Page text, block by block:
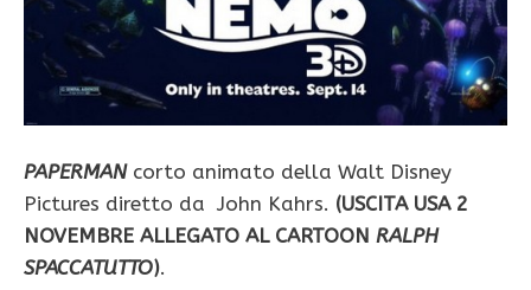
PAPERMANcorto animato della Walt Disney
Pictures diretto da John Kahrs. (USCITA USA 2
NOVEMBRE ALLEGATO AL CARTOON RALPH
SPACCATUTTO).